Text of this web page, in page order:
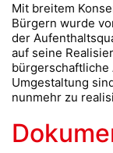
Mit breitem
Bürgern wurde
der
auf seine
bürgerschaftliche
Umgestaltung
nunmehr zu